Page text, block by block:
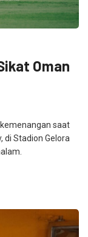
Oman
kemenangan saat
di Stadion Gelora